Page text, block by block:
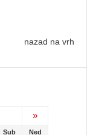
nazad na vrh
»
Sub Ned